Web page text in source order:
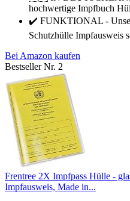
hochwertige Impfbuch
✔️ FUNKTIONAL -
Schutzhülle Impfausweis
Bei Amazon kaufen
Bestseller Nr. 2
Frentree 2X Impfpass Hülle -
Impfausweis, Made in...